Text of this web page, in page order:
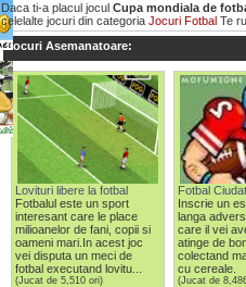
Daca ti-a placul jocul Cupa mondiala de
celelalte jocuri din categoria Jocuri Fotbal Te
Jocuri Asemanatoare:
Lovituri libere la fotbal
Fotbalul este un sport
interesant care le place
milioanelor de fani, copii si
oameni mari.In acest joc
vei disputa un meci de
fotbal executand lovitu...
(Jucat de 5,510 ori)
Fotbal Ciudat
Inscrie un
langa
care il vei
atinge de
colectand
cu cereale.
(Jucat de